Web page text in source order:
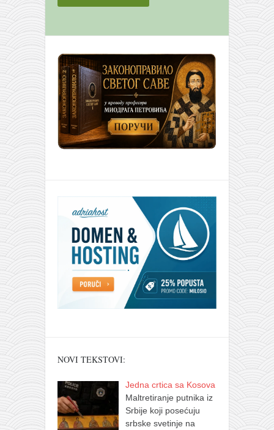
NOVI TEKSTOVI:
Jedna crtica sa Kosova
Maltretiranje putnika iz
Srbije koji posećuju
srbske svetinje na